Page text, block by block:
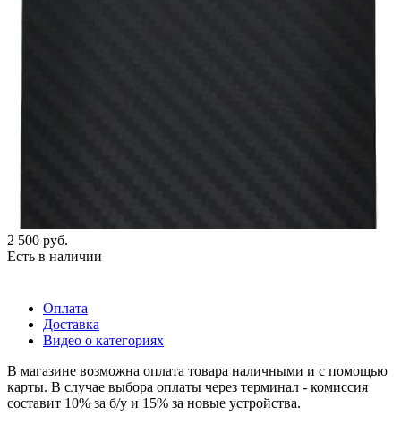
2 500 руб.
Есть в наличии
Оплата
Доставка
Видео о категориях
В магазине возможна оплата товара наличными и с помощью
карты. В случае выбора оплаты через терминал - комиссия
составит 10% за б/у и 15% за новые устройства.